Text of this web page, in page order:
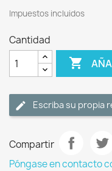
Impuestos incluidos
Cantidad

Escriba su propia
Compartir
Póngase en contacto